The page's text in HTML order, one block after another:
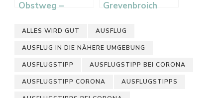
Obstweg –
mit der Maus im
Bergischen Land
Grevenbroich
Tulpenpracht am
ALLES WIRD GUT AUSFLUG
AUSFLUG IN DIE NÄHERE UMGEBUNG
AUSFLUGSTIPP AUSFLUGSTIPP BEI CORONA
AUSFLUGSTIPP CORONA AUSFLUGSTIPPS